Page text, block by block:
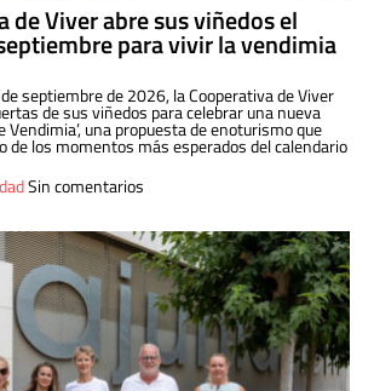
de Viver abre sus viñedos el
para vivir la vendimia
septiembre de 2026, la Cooperativa de Viver
de sus viñedos para celebrar una nueva
Vendimia’, una propuesta de enoturismo que
de los momentos más esperados del calendario
Sin comentarios